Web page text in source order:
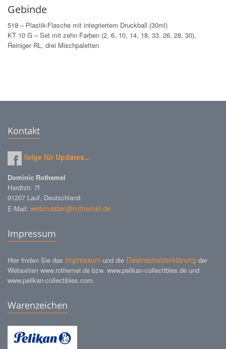
Gebinde
518 – Plastik-Flasche mit integriertem Druckball (30ml)
KT 10 G – Set mit zehn Farben (2, 6, 10, 14, 18, 33, 26, 28, 30),
Reiniger RL, drei Mischpaletten
Kontakt
folge für Updates...
Dominic Rothemel
Hardtstr. 7f
91207 Lauf, Deutschland
E-Mail: webmaster@rothemel.de
Impressum
Hier finden Sie das Impressum und die Datenschutzerklärung der
Webseiten www.rothemel.de bzw. www.pelikan-collectibles.de und
www.pelikan-collectibles.com.
Warenzeichen